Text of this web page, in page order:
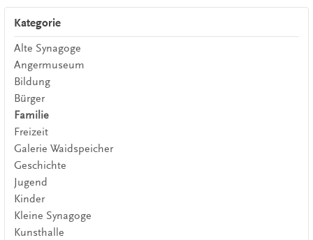
Kategorie
Alte Synagoge
Angermuseum
Bildung
Bürger
Familie
Freizeit
Galerie Waidspeicher
Geschichte
Jugend
Kinder
Kleine Synagoge
Kunsthalle